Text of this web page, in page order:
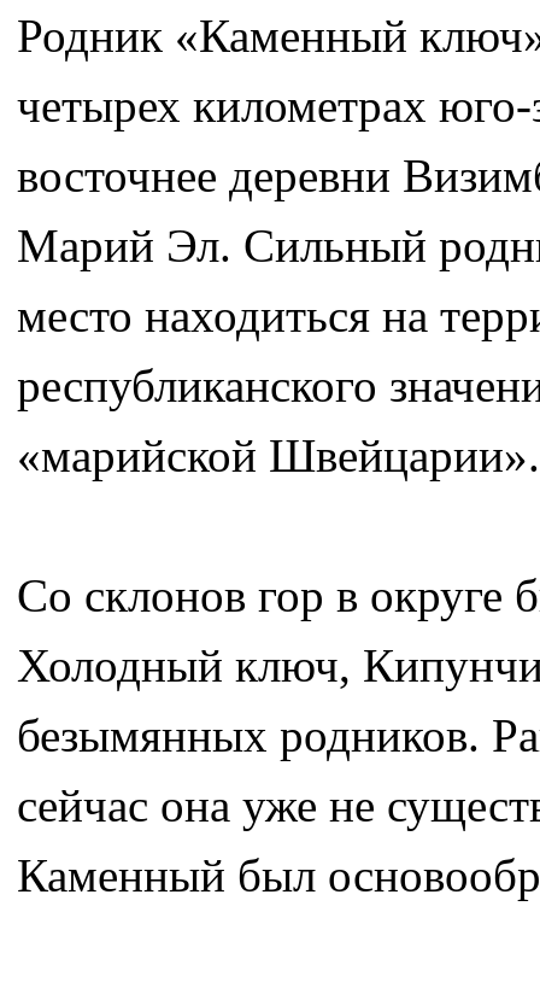
Родник «Каменный
четырех километрах
восточнее деревни
Марий Эл. Сильный
место находиться на
республиканского
«марийской Швейцарии».
Со склонов гор в
Холодный ключ,
безымянных родников.
сейчас она уже не
Каменный был